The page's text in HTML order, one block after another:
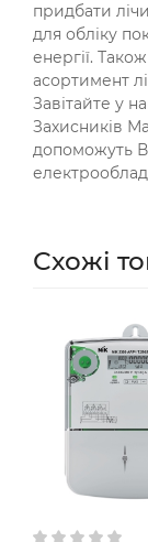
придбати
для обліку
енергії.
асортимент
Завітайте у
Захисників
допоможуть
Схожі